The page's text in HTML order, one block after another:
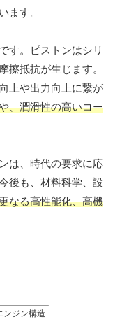
ます。
です。ピストンはシリ
擦抵抗が生じます。
上や出力向上に繋が
、潤滑性の高いコー
は、時代の要求に応
後も、材料科学、設
なる高性能化、高機
ンジン構造